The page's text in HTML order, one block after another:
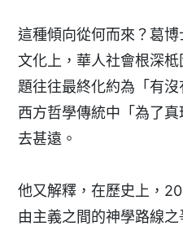
這種傾向從何而來？葛
文化上，華人社會根深
題往往最終化約為「有
西方哲學傳統中「為了
去甚遠。
他又解釋，在歷史上，
由主義之間的神學路線